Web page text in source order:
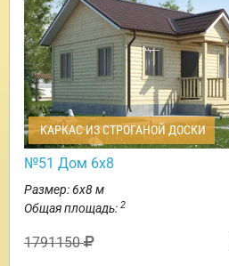
КАРКАС ИЗ СТРОГАНОЙ ДОСКИ
№51 Дом 6х8
Размер: 6х8 м
Общая площадь: 2
1791150